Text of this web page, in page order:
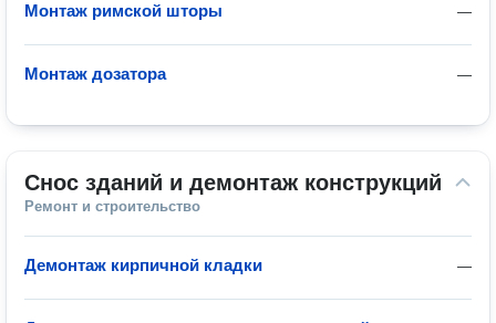
—
Монтаж римской шторы
—
Монтаж дозатора
Снос зданий и демонтаж конструкций
Ремонт и строительство
—
Демонтаж кирпичной кладки